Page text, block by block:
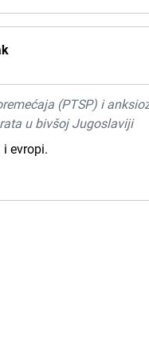
(PTSP) i
u bivšoj Jugoslaviji
evropi.